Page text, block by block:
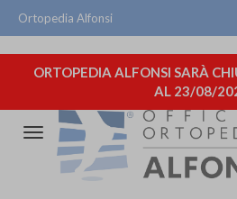
Ortopedia Alfonsi
ORTOPEDIA ALFONSI SARÀ
AL 23/08/
Attiva/disattiva
navigazione